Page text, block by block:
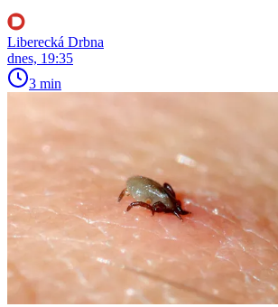
Liberecká Drbna
dnes, 19:35
3 min